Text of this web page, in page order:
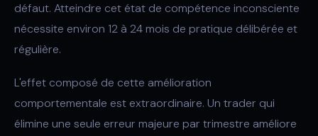
défaut. Atteindre cet état de compétence inconsciente
nécessite environ 12 à 24 mois de pratique délibérée et
régulière.
L'effet composé de cette amélioration
comportementale est extraordinaire. Un trader qui
élimine une seule erreur majeure par trimestre améliore